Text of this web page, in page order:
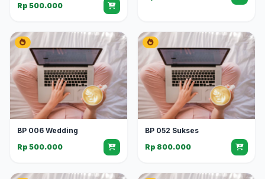
Rp 500.000
BP 006 Wedding
Rp 500.000
BP 052 Sukses
Rp 800.000